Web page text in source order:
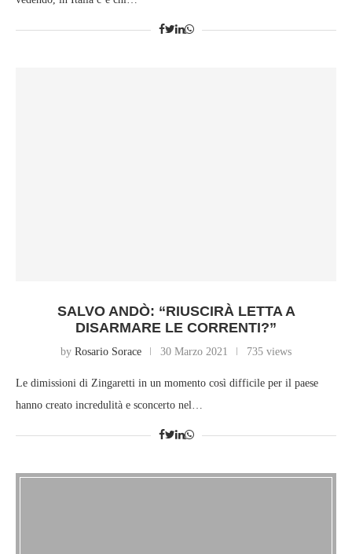
SALVO ANDÒ: “RIUSCIRÀ LETTA A
DISARMARE LE CORRENTI?”
by Rosario Sorace 30 Marzo 2021 735 views
Le dimissioni di Zingaretti in un momento così difficile per il paese
hanno creato incredulità e sconcerto nel…